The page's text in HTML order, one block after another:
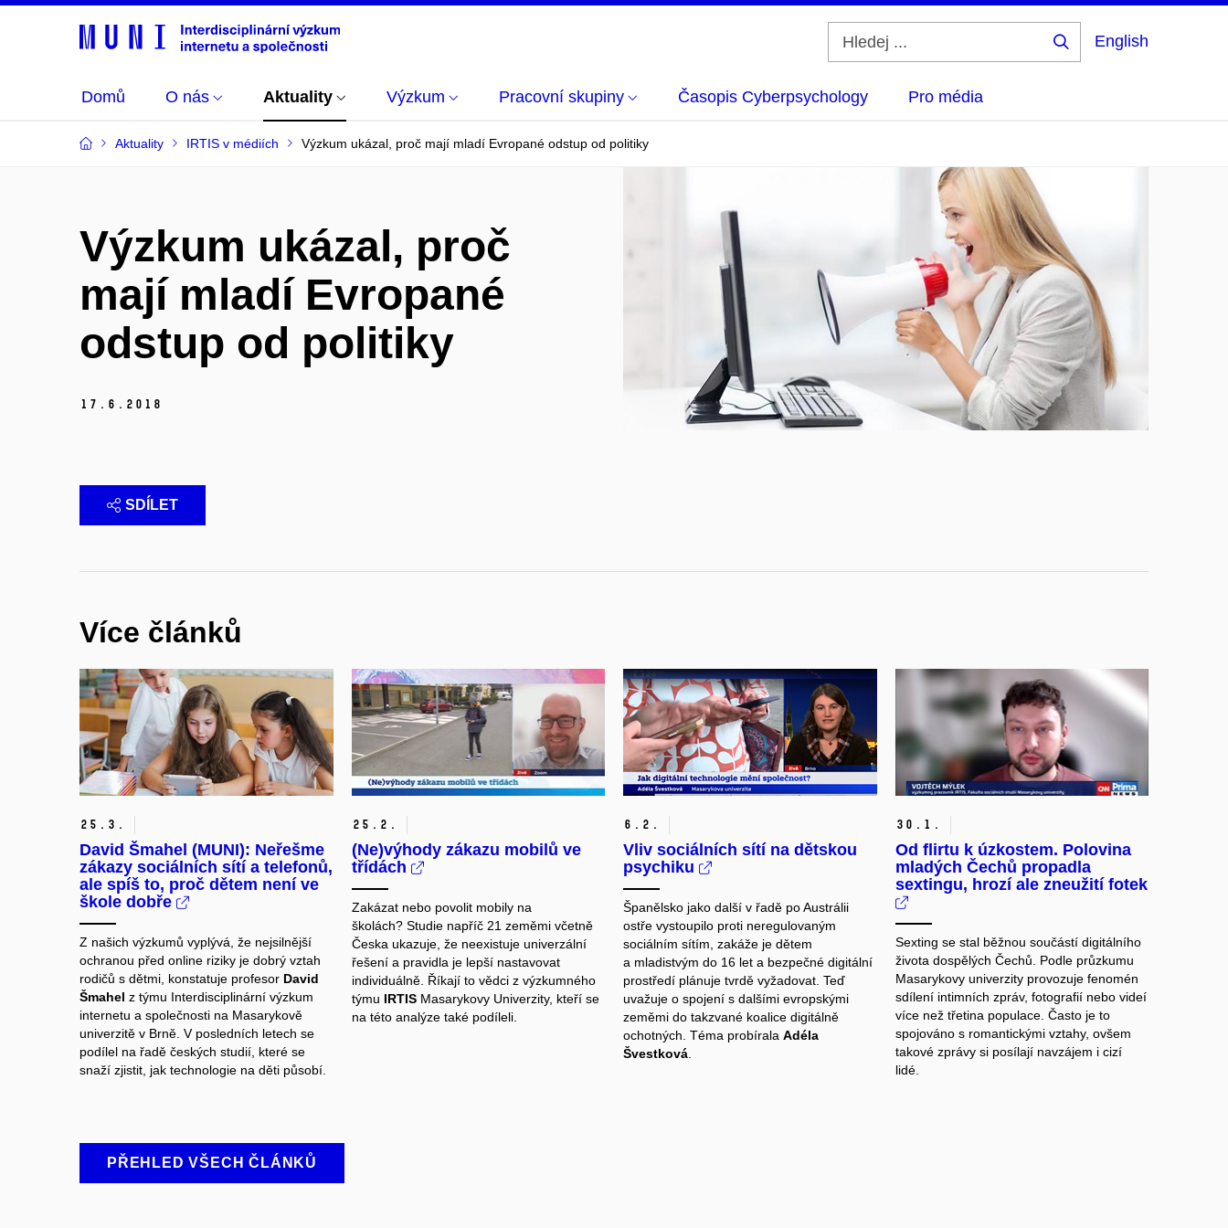
English
Domů O nás Aktuality Výzkum Pracovní skupiny Časopis Cyberpsychology Pro média
Aktuality IRTIS v médiích Výzkum ukázal, proč mají mladí Evropané odstup od politiky
Výzkum ukázal, proč
mají mladí Evropané
odstup od politiky
17. 6. 2018
SDÍLET
Více článků
25. 3.
David Šmahel (MUNI): Neřešme
zákazy sociálních sítí a telefonů,
ale spíš to, proč dětem není ve
škole dobře
Z našich výzkumů vyplývá, že nejsilnější
ochranou před online riziky je dobrý vztah
rodičů s dětmi, konstatuje profesor David
Šmahel z týmu Interdisciplinární výzkum
internetu a společnosti na Masarykově
univerzitě v Brně. V posledních letech se
podílel na řadě českých studií, které se
snaží zjistit, jak technologie na děti působí.
25. 2.
(Ne)výhody zákazu mobilů ve
třídách
Zakázat nebo povolit mobily na
školách? Studie napříč 21 zeměmi včetně
Česka ukazuje, že neexistuje univerzální
řešení a pravidla je lepší nastavovat
individuálně. Říkají to vědci z výzkumného
týmu IRTISMasarykovy Univerzity, kteří se
na této analýze také podíleli.
6. 2.
Vliv sociálních sítí na dětskou
psychiku
Španělsko jako další v řadě po Austrálii
ostře vystoupilo proti neregulovaným
sociálním sítím, zakáže je dětem
a mladistvým do 16 let a bezpečné digitální
prostředí plánuje tvrdě vyžadovat. Teď
uvažuje o spojení s dalšími evropskými
zeměmi do takzvané koalice digitálně
ochotných. Téma probírala Adéla
Švestková
30. 1.
Od flirtu k úzkostem. Polovina
mladých Čechů propadla
sextingu, hrozí ale zneužití fotek
Sexting se stal běžnou součástí digitálního
života dospělých Čechů. Podle průzkumu
Masarykovy univerzity provozuje fenomén
sdílení intimních zpráv, fotografií nebo videí
více než třetina populace. Často je to
spojováno s romantickými vztahy, ovšem
takové zprávy si posílají navzájem i cizí
lidé.
PŘEHLED VŠECH ČLÁNKŮ